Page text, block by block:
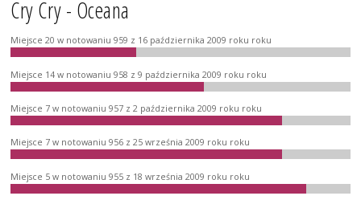
Cry Cry - Oceana
Miejsce 20 w notowaniu 959 z 16 października 2009 roku roku
Miejsce 14 w notowaniu 958 z 9 października 2009 roku roku
Miejsce 7 w notowaniu 957 z 2 października 2009 roku roku
Miejsce 7 w notowaniu 956 z 25 września 2009 roku roku
Miejsce 5 w notowaniu 955 z 18 września 2009 roku roku